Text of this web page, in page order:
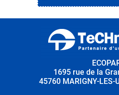
1695 rue de la
45760 MARIGNY-LES-